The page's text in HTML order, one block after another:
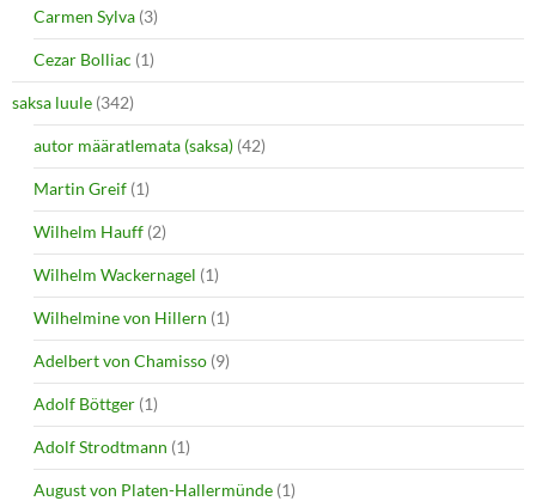
Carmen Sylva (3)
Cezar Bolliac (1)
saksa luule (342)
autor määratlemata (saksa) (42)
Martin Greif (1)
Wilhelm Hauff (2)
Wilhelm Wackernagel (1)
Wilhelmine von Hillern (1)
Adelbert von Chamisso (9)
Adolf Böttger (1)
Adolf Strodtmann (1)
August von Platen-Hallermünde (1)